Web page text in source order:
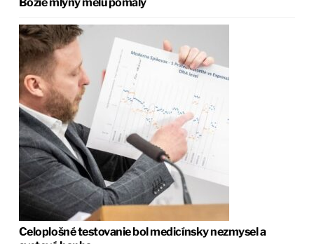
Celoplošné testovanie bol medicínsky nezmysel a